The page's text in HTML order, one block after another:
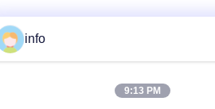
8 info
9:13 PM